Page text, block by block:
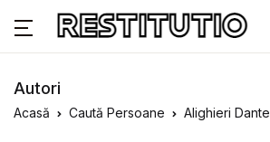
Autori
Acasă Caută Persoane Alighieri Dante